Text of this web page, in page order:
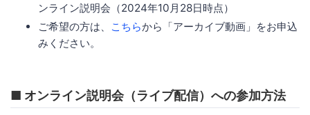
ンライン説明会（2024年10月28日時点）
ご希望の方は、
こちらから「アーカイブ動画」をお申込
みください。
■ オンライン説明会（ライブ配信）への参加方法